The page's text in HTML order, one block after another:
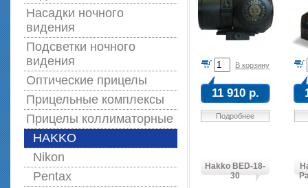
Насадки ночного
видения
Подсветки ночного
видения
Оптические прицелы
Прицельные комплексы
Прицелы коллиматорные
HAKKO
Nikon
Pentax
В корзину
11 910 р.
Подробнее
Hakko BED-18-
30